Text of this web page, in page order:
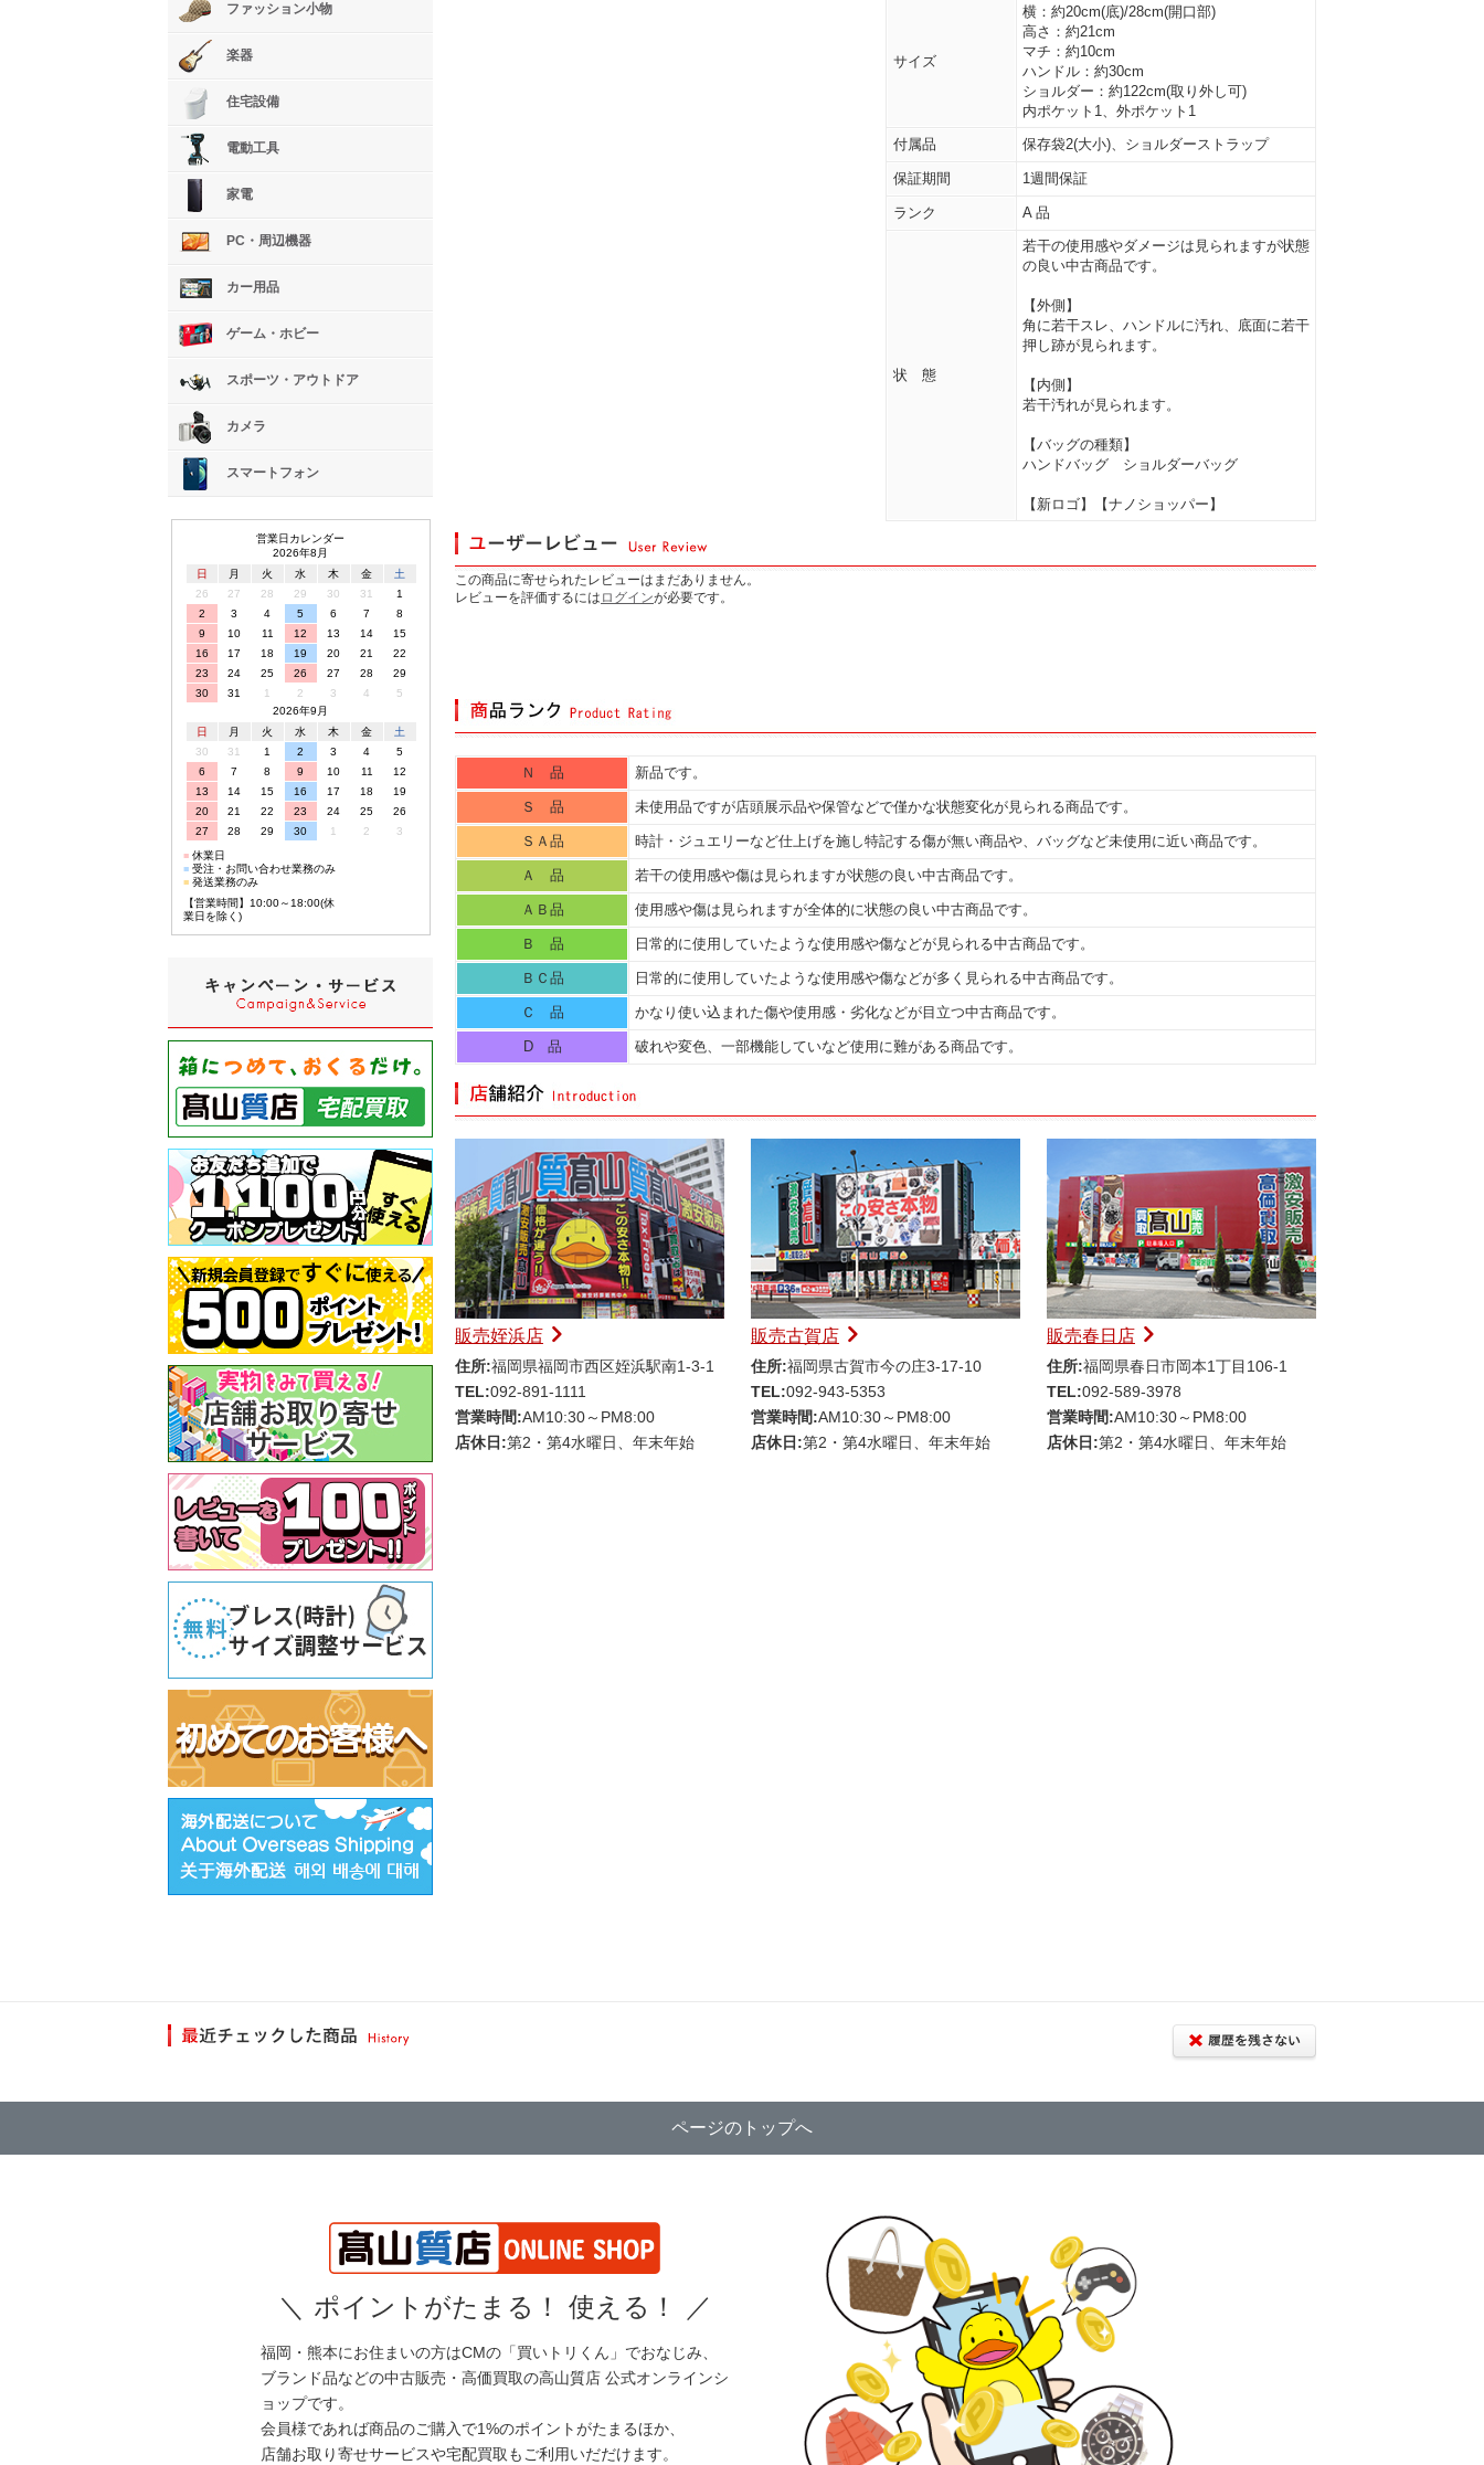
サイズ
横：約20cm(底)/28cm(開口部)
高さ：約21cm
マチ：約10cm
ハンドル：約30cm
ショルダー：約122cm(取り外し可)
内ポケット1、外ポケット1
付属品
保存袋2(大小)、ショルダーストラップ
保証期間 1週間保証
ランク A 品
状 態
若干の使用感やダメージは見られますが状態
の良い中古商品です。
【外側】
角に若干スレ、ハンドルに汚れ、底面に若干
押し跡が見られます。
【内側】
若干汚れが見られます。
【バッグの種類】
ハンドバッグ ショルダーバッグ
【新ロゴ】【ナノショッパー】
この商品に寄せられたレビューはまだありません。
レビューを評価するには ログインが必要です。
Ｎ 品 新品です。
Ｓ 品 未使用品ですが店頭展示品や保管などで僅かな状態変化が見られる商品です。
ＳＡ品 時計・ジュエリーなど仕上げを施し特記する傷が無い商品や、バッグなど未使用に近い商品です。
Ａ 品 若干の使用感や傷は見られますが状態の良い中古商品です。
ＡＢ品 使用感や傷は見られますが全体的に状態の良い中古商品です。
Ｂ 品 日常的に使用していたような使用感や傷などが見られる中古商品です。
ＢＣ品 日常的に使用していたような使用感や傷などが多く見られる中古商品です。
Ｃ 品 かなり使い込まれた傷や使用感・劣化などが目立つ中古商品です。
D 品 破れや変色、一部機能していなど使用に難がある商品です。
販売姪浜店
住所:福岡県福岡市西区姪浜駅南1-3-1
TEL:092-891-1111
営業時間:AM10:30～PM8:00
店休日:第2・第4水曜日、年末年始
販売古賀店
住所:福岡県古賀市今の庄3-17-10
TEL:092-943-5353
営業時間:AM10:30～PM8:00
店休日:第2・第4水曜日、年末年始
販売春日店
住所:福岡県春日市岡本1丁目106-1
TEL:092-589-3978
営業時間:AM10:30～PM8:00
店休日:第2・第4水曜日、年末年始
ファッション小物
楽器
住宅設備
電動工具
家電
PC・周辺機器
カー用品
ゲーム・ホビー
スポーツ・アウトドア
カメラ
スマートフォン
営業日カレンダー
2026年8月
日
月 火 水 木 金
土
26
27 28 29 30 31
1
2
3 4 5 6 7
8
9
10 11 12 13 14
15
16
17 18 19 20 21
22
23
24 25 26 27 28
29
30
31 1 2 3 4
5
2026年9月
日
月 火 水 木 金
土
30
31 1 2 3 4
5
6
7 8 9 10 11
12
13
14 15 16 17 18
19
20
21 22 23 24 25
26
27
28 29 30 1 2
3
■休業日
■受注・お問い合わせ業務のみ
■発送業務のみ
【営業時間】10:00～18:00(休
業日を除く)
ページのトップへ
＼ ポイントがたまる！ 使える！ ／
福岡・熊本にお住まいの方はCMの「買いトリくん」でおなじみ、
ブランド品などの中古販売・高価買取の高山質店 公式オンラインシ
ョップです。
会員様であれば商品のご購入で1%のポイントがたまるほか、
店舗お取り寄せサービスや宅配買取もご利用いだだけます。